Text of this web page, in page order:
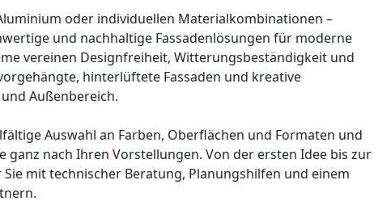
oder individuellen Materialkombinationen –
und nachhaltige Fassadenlösungen für moderne
vereinen Designfreiheit, Witterungsbeständigkeit und
hinterlüftete Fassaden und kreative
Außenbereich.
Auswahl an Farben, Oberflächen und Formaten und
ganz nach Ihren Vorstellungen. Von der ersten Idee bis zur
mit technischer Beratung, Planungshilfen und einem